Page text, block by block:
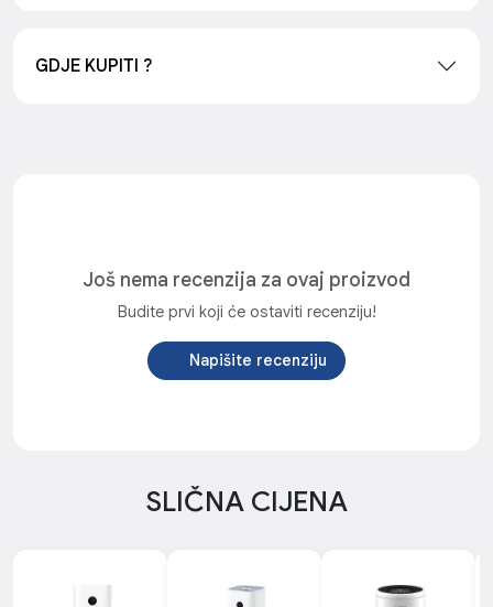
GDJE KUPITI ?
Još nema recenzija za ovaj proizvod
Budite prvi koji će ostaviti recenziju!
Napišite recenziju
SLIČNA CIJENA